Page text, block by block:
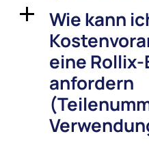
a
Wie kann
eine
anfordern